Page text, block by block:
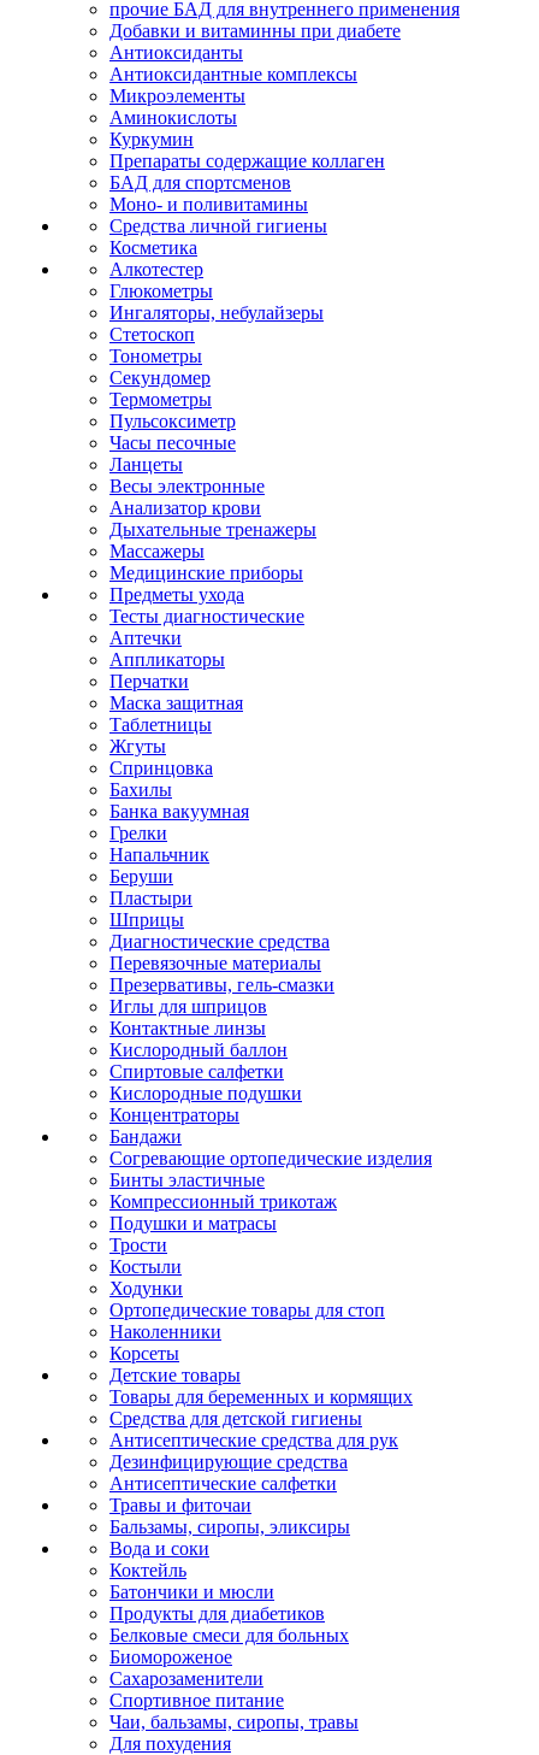
прочие БАД для внутреннего применения
Добавки и витаминны при диабете
Антиоксиданты
Антиоксидантные комплексы
Микроэлементы
Аминокислоты
Куркумин
Препараты содержащие коллаген
БАД для спортсменов
Моно- и поливитамины
Средства личной гигиены
Косметика
Алкотестер
Глюкометры
Ингаляторы, небулайзеры
Стетоскоп
Тонометры
Секундомер
Термометры
Пульсоксиметр
Часы песочные
Ланцеты
Весы электронные
Анализатор крови
Дыхательные тренажеры
Массажеры
Медицинские приборы
Предметы ухода
Тесты диагностические
Аптечки
Аппликаторы
Перчатки
Маска защитная
Таблетницы
Жгуты
Спринцовка
Бахилы
Банка вакуумная
Грелки
Напальчник
Беруши
Пластыри
Шприцы
Диагностические средства
Перевязочные материалы
Презервативы, гель-смазки
Иглы для шприцов
Контактные линзы
Кислородный баллон
Спиртовые салфетки
Кислородные подушки
Концентраторы
Бандажи
Согревающие ортопедические изделия
Бинты эластичные
Компрессионный трикотаж
Подушки и матрасы
Трости
Костыли
Ходунки
Ортопедические товары для стоп
Наколенники
Корсеты
Детские товары
Товары для беременных и кормящих
Средства для детской гигиены
Антисептические средства для рук
Дезинфицирующие средства
Антисептические салфетки
Травы и фиточаи
Бальзамы, сиропы, эликсиры
Вода и соки
Коктейль
Батончики и мюсли
Продукты для диабетиков
Белковые смеси для больных
Биомороженое
Сахарозаменители
Спортивное питание
Чаи, бальзамы, сиропы, травы
Для похудения